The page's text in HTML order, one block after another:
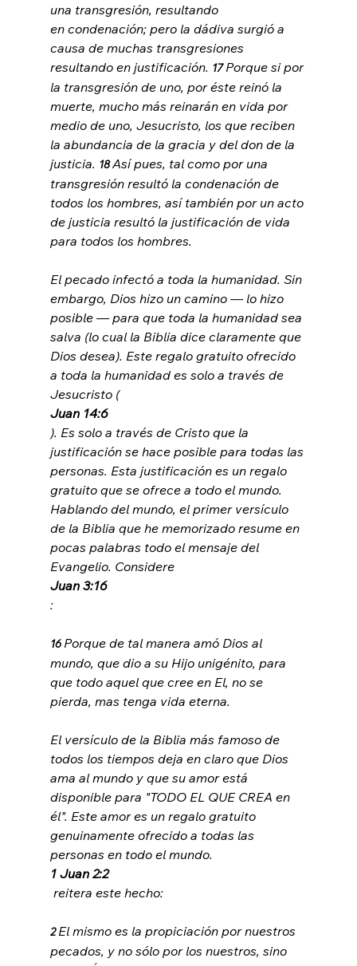
una transgresión, resultando
en condenación; pero la dádiva surgió a
causa de muchas transgresiones
resultando en justificación. 17 Porque si por
la transgresión de uno, por éste reinó la
muerte, mucho más reinarán en vida por
medio de uno, Jesucristo, los que reciben
la abundancia de la gracia y del don de la
justicia. 18 Así pues, tal como por una
transgresión resultó la condenación de
todos los hombres, así también por un acto
de justicia resultó la justificación de vida
para todos los hombres.
El pecado infectó a toda la humanidad. Sin
embargo, Dios hizo un camino — lo hizo
posible — para que toda la humanidad sea
salva (lo cual la Biblia dice claramente que
Dios desea). Este regalo gratuito ofrecido
a toda la humanidad es solo a través de
Jesucristo (
Juan 14:6
). Es solo a través de Cristo que la
justificación se hace posible para todas las
personas. Esta justificación es un regalo
gratuito que se ofrece a todo el mundo.
Hablando del mundo, el primer versículo
de la Biblia que he memorizado resume en
pocas palabras todo el mensaje del
Evangelio. Considere
Juan 3:16
:
16 Porque de tal manera amó Dios al
mundo, que dio a su Hijo unigénito, para
que todo aquel que cree en El, no se
pierda, mas tenga vida eterna.
El versículo de la Biblia más famoso de
todos los tiempos deja en claro que Dios
ama al mundo y que su amor está
disponible para "TODO EL QUE CREA en
él". Este amor es un regalo gratuito
genuinamente ofrecido a todas las
personas en todo el mundo.
1 Juan 2:2
reitera este hecho:
2 El mismo es la propiciación por nuestros
pecados, y no sólo por los nuestros, sino